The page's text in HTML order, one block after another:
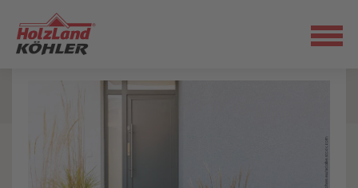
Seiteninhalt
springen
Exklusive Haustüren kaufen
- bei HolzLand Köhler!